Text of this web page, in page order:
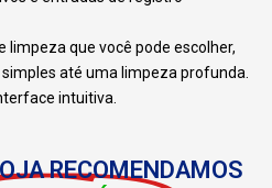
limpeza que você pode escolher,
até uma limpeza profunda.
intuitiva.
RECOMENDAMOS